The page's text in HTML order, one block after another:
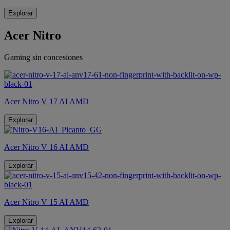
Explorar
Acer Nitro
Gaming sin concesiones
Acer Nitro V 17 AI AMD
Explorar
Acer Nitro V 16 AI AMD
Explorar
Acer Nitro V 15 AI AMD
Explorar